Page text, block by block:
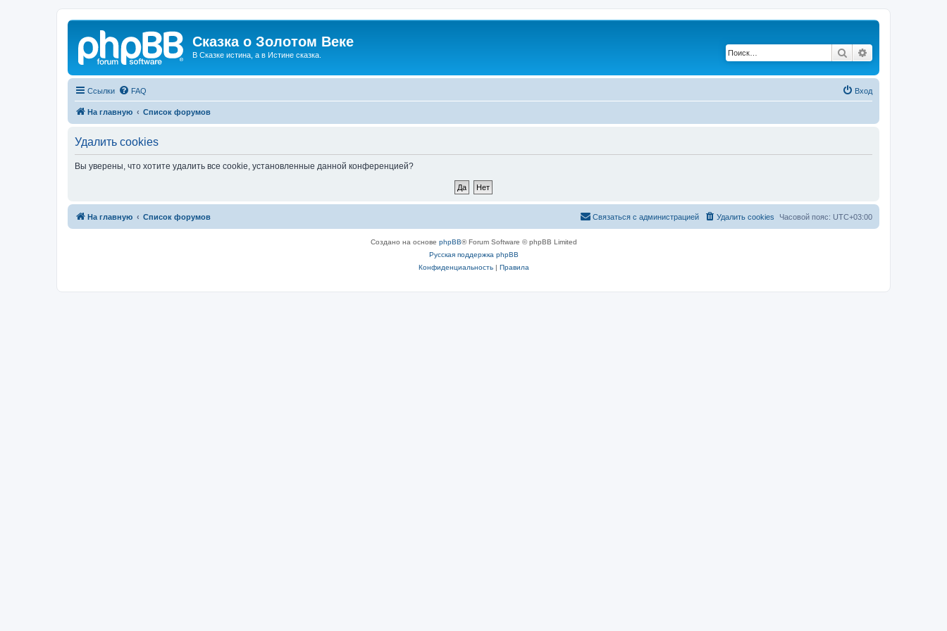
Сказка о Золотом Веке
В Сказке истина, а в Истине сказка. Поиск
Ссылки FAQ Вход
На главную Список форумов
Удалить cookies
Вы уверены, что хотите удалить все cookie, установленные данной конференцией?
На главную Список форумов Часовой пояс: UTC+03:00
Удалить cookies
Связаться с администрацией
Создано на основе phpBB® Forum Software © phpBB Limited
Русская поддержка phpBB
Конфиденциальность| Правила